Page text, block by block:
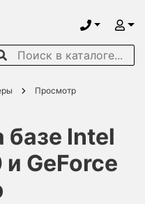
Просмотр
Intel
GeForce